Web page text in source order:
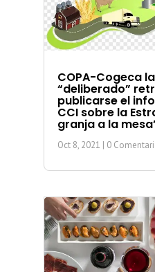
COPA-Cogeca
“deliberado”
publicarse el
CCI sobre la
granja a la
Oct 8, 2021 | 0